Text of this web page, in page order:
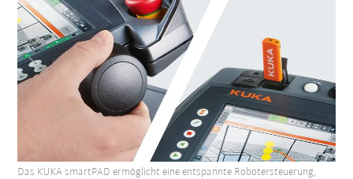
Das KUKA smartPAD ermöglicht eine entspannte Robotersteuerung,